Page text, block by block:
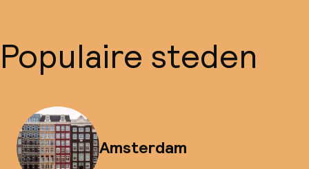
Populaire steden
Amsterdam